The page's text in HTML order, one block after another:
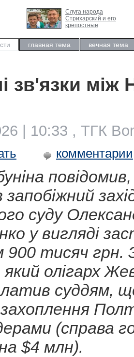
Слуга народа
Стрихарский и его
крепостные
главная тема вечная тема
зв'язки між
| 10:33 , ТГК
комментарии
суду
у вигляді
900 тисяч грн.
олігарх
суддям,
(справа
$4 млн).